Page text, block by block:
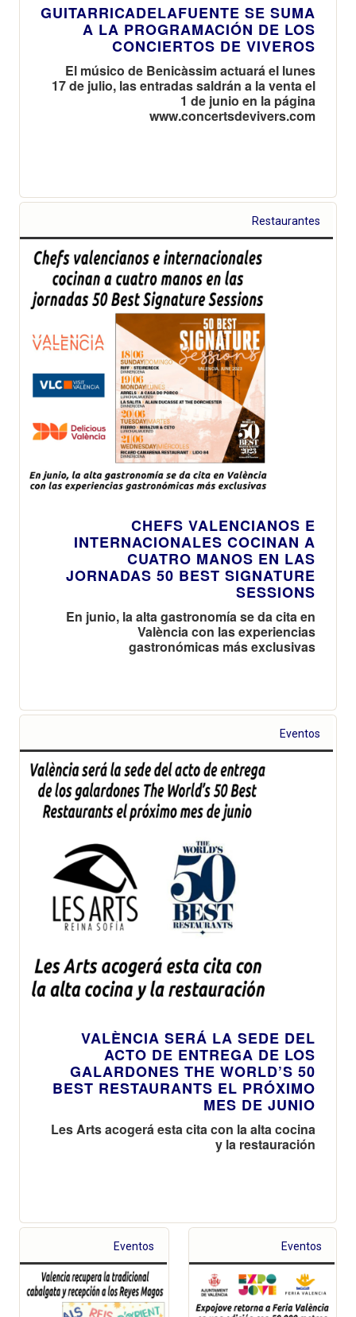
GUITARRICADELAFUENTE SE SUMA
A LA PROGRAMACIÓN DE LOS
CONCIERTOS DE VIVEROS
El músico de Benicàssim actuará el lunes
17 de julio, las entradas saldrán a la venta el
1 de junio en la página
www.concertsdevivers.com
Restaurantes
CHEFS VALENCIANOS E
INTERNACIONALES COCINAN A
CUATRO MANOS EN LAS
JORNADAS 50 BEST SIGNATURE
SESSIONS
En junio, la alta gastronomía se da cita en
València con las experiencias
gastronómicas más exclusivas
Eventos
VALÈNCIA SERÁ LA SEDE DEL
ACTO DE ENTREGA DE LOS
GALARDONES THE WORLD’S 50
BEST RESTAURANTS EL PRÓXIMO
MES DE JUNIO
Les Arts acogerá esta cita con la alta cocina
y la restauración
Eventos Eventos